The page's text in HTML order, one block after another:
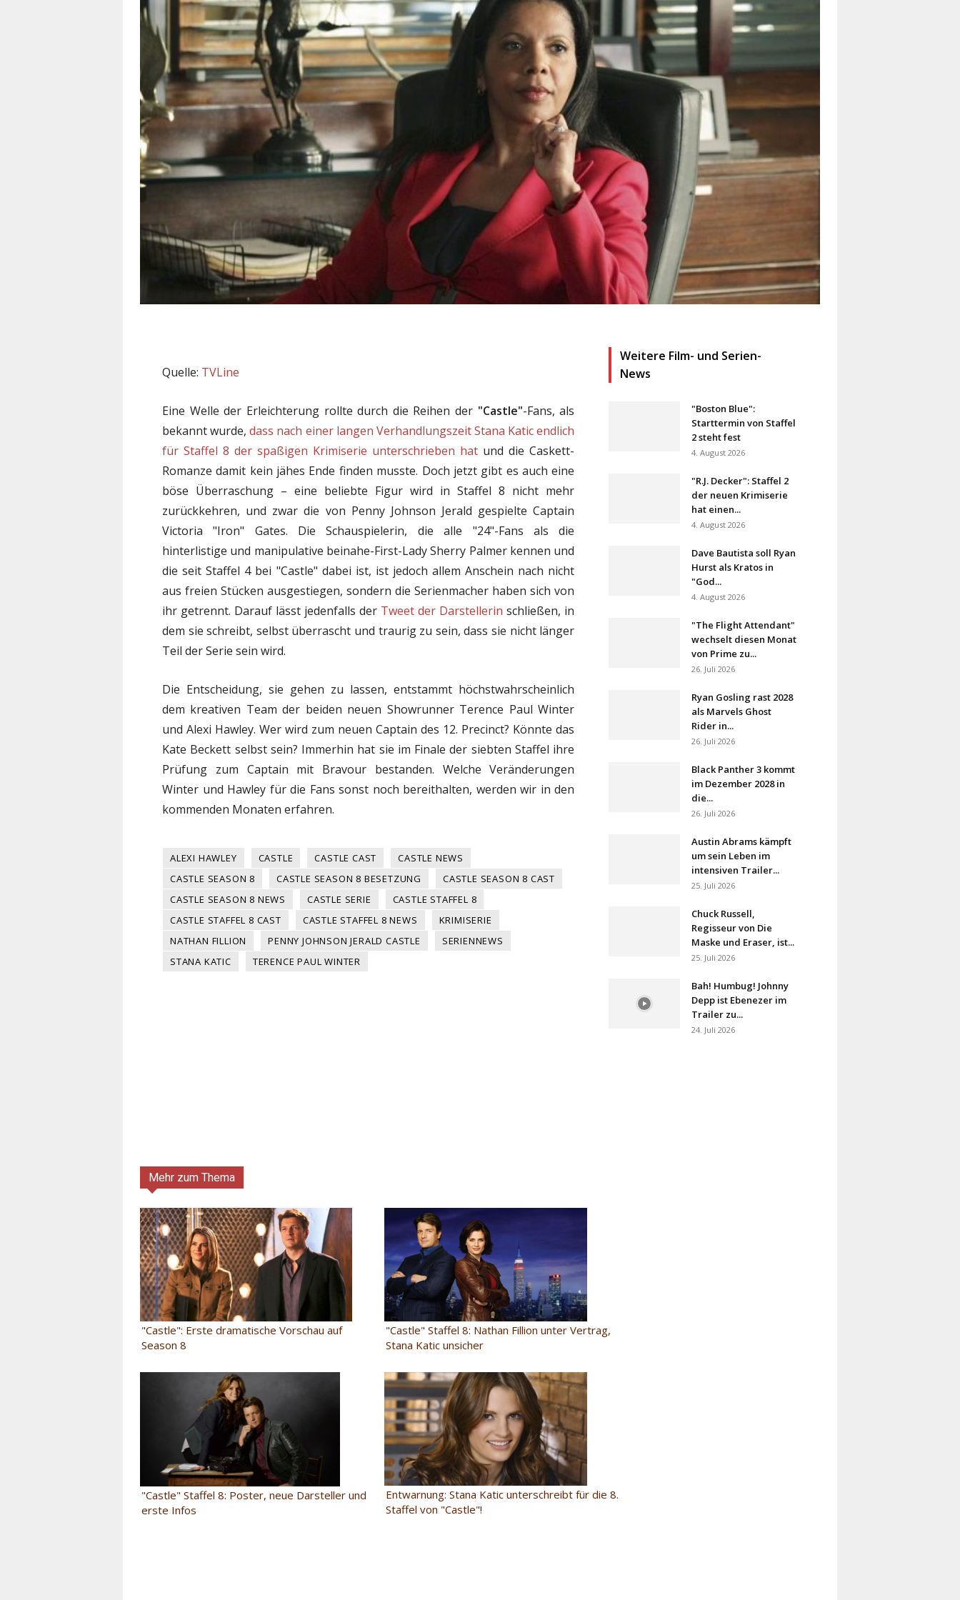
Quelle: TVLine
Eine Welle der Erleichterung rollte durch die Reihen der "Castle"-Fans, als
bekannt wurde,dass nach einer langen Verhandlungszeit Stana Katic endlich
für Staffel 8 der spaßigen Krimiserie unterschrieben hat und die Caskett-
Romanze damit kein jähes Ende finden musste. Doch jetzt gibt es auch eine
böse Überraschung – eine beliebte Figur wird in Staffel 8 nicht mehr
zurückkehren, und zwar die von Penny Johnson Jerald gespielte Captain
Victoria "Iron" Gates. Die Schauspielerin, die alle "24"-Fans als die
hinterlistige und manipulative beinahe-First-Lady Sherry Palmer kennen und
die seit Staffel 4 bei "Castle" dabei ist, ist jedoch allem Anschein nach nicht
aus freien Stücken ausgestiegen, sondern die Serienmacher haben sich von
ihr getrennt. Darauf lässt jedenfalls der Tweet der Darstellerin schließen, in
dem sie schreibt, selbst überrascht und traurig zu sein, dass sie nicht länger
Teil der Serie sein wird.
Die Entscheidung, sie gehen zu lassen, entstammt höchstwahrscheinlich
dem kreativen Team der beiden neuen Showrunner Terence Paul Winter
und Alexi Hawley. Wer wird zum neuen Captain des 12. Precinct? Könnte das
Kate Beckett selbst sein? Immerhin hat sie im Finale der siebten Staffel ihre
Prüfung zum Captain mit Bravour bestanden. Welche Veränderungen
Winter und Hawley für die Fans sonst noch bereithalten, werden wir in den
kommenden Monaten erfahren.
ALEXI HAWLEY CASTLE CASTLE CAST
CASTLE NEWS
CASTLE SEASON 8
CASTLE SEASON 8 BESETZUNG
CASTLE SEASON 8 CAST
CASTLE SEASON 8 NEWS
CASTLE SERIE
CASTLE STAFFEL 8
CASTLE STAFFEL 8 CAST
CASTLE STAFFEL 8 NEWS
KRIMISERIE
NATHAN FILLION
PENNY JOHNSON JERALD CASTLE
SERIENNEWS
STANA KATIC
TERENCE PAUL WINTER
Weitere Film- und Serien-
News
"Boston Blue":
Starttermin von Staffel
2 steht fest
4. August 2026
"R.J. Decker": Staffel 2
der neuen Krimiserie
hat einen...
4. August 2026
Dave Bautista soll Ryan
Hurst als Kratos in
"God...
4. August 2026
"The Flight Attendant"
wechselt diesen Monat
von Prime zu...
26. Juli 2026
Ryan Gosling rast 2028
als Marvels Ghost
Rider in...
26. Juli 2026
Black Panther 3 kommt
im Dezember 2028 in
die...
26. Juli 2026
Austin Abrams kämpft
um sein Leben im
intensiven Trailer...
25. Juli 2026
Chuck Russell,
Regisseur von Die
Maske und Eraser, ist...
25. Juli 2026
Bah! Humbug! Johnny
Depp ist Ebenezer im
Trailer zu...
24. Juli 2026
Mehr zum Thema
"Castle": Erste dramatische Vorschau auf
Season 8
"Castle" Staffel 8: Nathan Fillion unter Vertrag,
Stana Katic unsicher
"Castle" Staffel 8: Poster, neue Darsteller und
erste Infos
Entwarnung: Stana Katic unterschreibt für die 8.
Staffel von "Castle"!